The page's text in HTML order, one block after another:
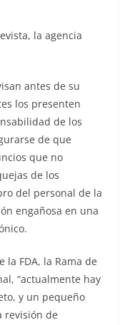
la agencia
antes de su
los presenten
de los
de que
que no
de los
del personal de la
engañosa en una
FDA, la Rama de
“actualmente hay
y un pequeño
revisión de